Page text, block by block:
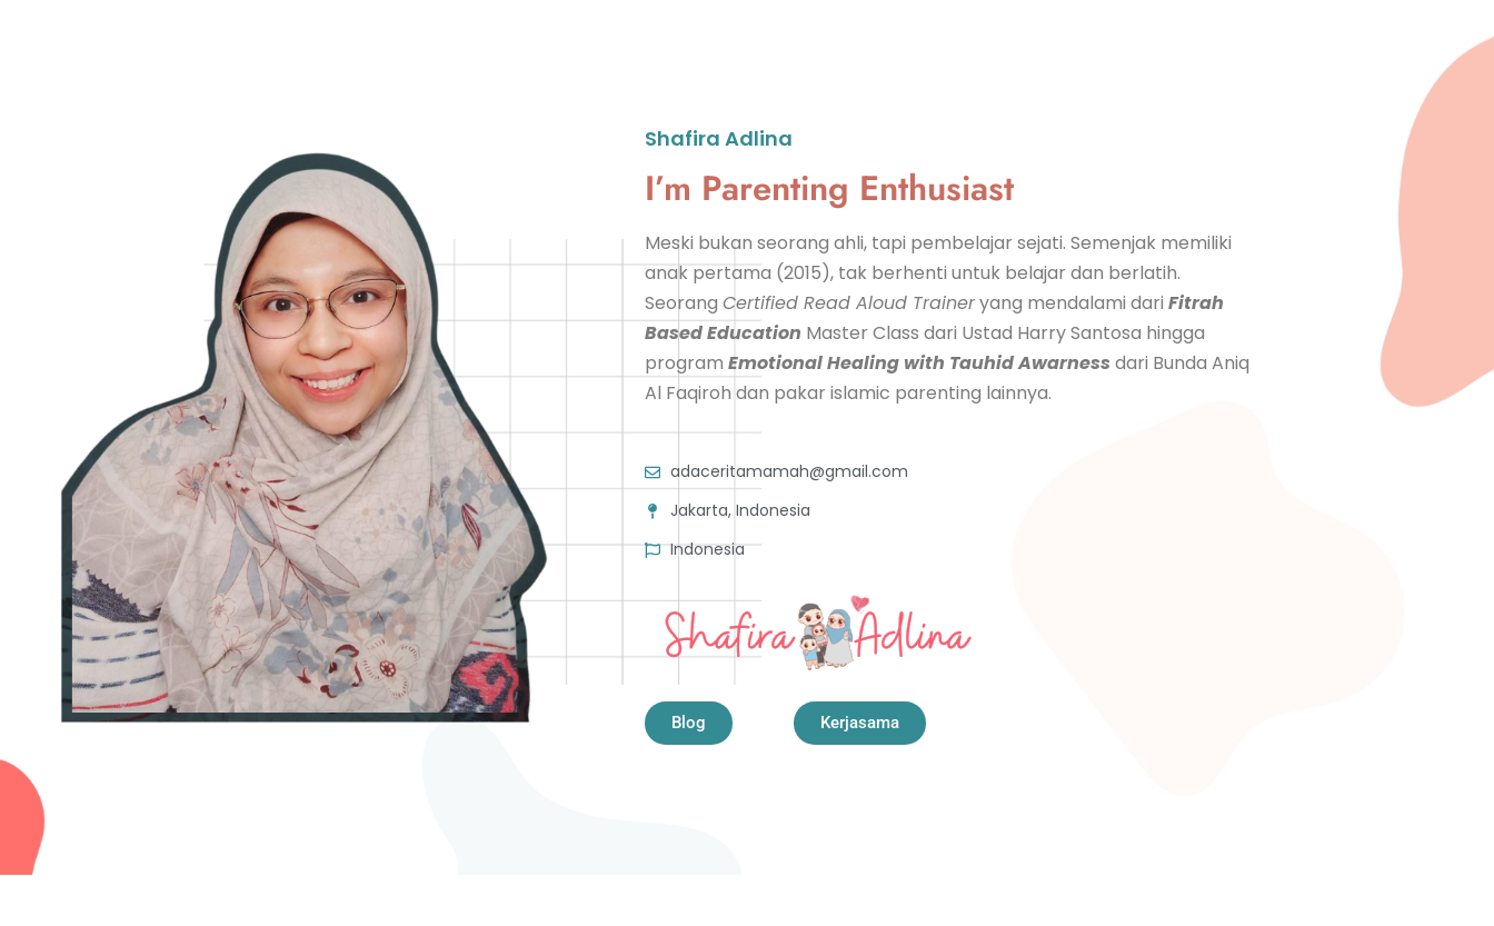
Shafira Adlina
I’m Parenting Enthusiast
Meski bukan seorang ahli, tapi pembelajar sejati. Semenjak memiliki
anak pertama (2015), tak berhenti untuk belajar dan berlatih.
Seorang Certified Read Aloud Traineryang mendalami dari Fitrah
Based Education Master Class dari Ustad Harry Santosa hingga
program Emotional Healing with Tauhid Awarness dari Bunda Aniq
Al Faqiroh dan pakar islamic parenting lainnya.
adaceritamamah@gmail.com
Jakarta, Indonesia
Indonesia
Blog Kerjasama